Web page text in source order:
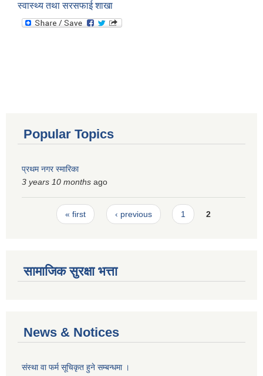
स्वास्थ्य तथा सरसफाई शाखा
Popular Topics
प्रथम नगर स्मारिका
3 years 10 months ago
Pages« first ‹ previous 1 2
सामाजिक सुरक्षा भत्ता
News & Notices
संस्था वा फर्म सूचिकृत हुने सम्बन्धमा ।